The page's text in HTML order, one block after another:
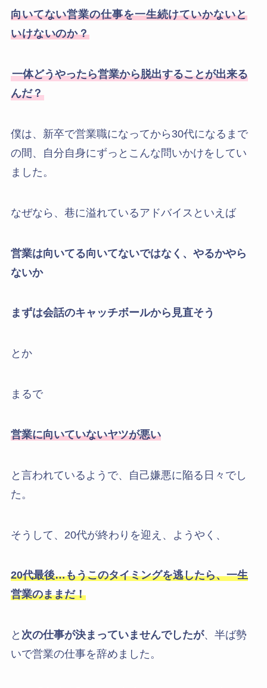
向いてない営業の仕事を一生続けていかないと
いけないのか？
一体どうやったら営業から脱出することが出来る
んだ？
僕は、新卒で営業職になってから30代になるまで
の間、自分自身にずっとこんな問いかけをしてい
ました。
なぜなら、巷に溢れているアドバイスといえば
営業は向いてる向いてないではなく、やるかやら
ないか
まずは会話のキャッチボールから見直そう
とか
まるで
営業に向いていないヤツが悪い
と言われているようで、自己嫌悪に陥る日々でし
た。
そうして、20代が終わりを迎え、ようやく、
20代最後…もうこのタイミングを逃したら、一生
営業のままだ！
と 次の仕事が決まっていませんでしたが、半ば勢
いで営業の仕事を辞めました。